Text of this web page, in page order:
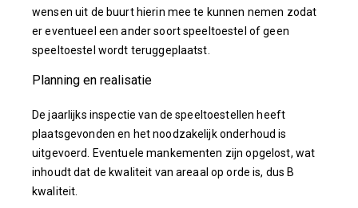
wensen uit de buurt hierin mee te kunnen nemen zodat
er eventueel een ander soort speeltoestel of geen
speeltoestel wordt teruggeplaatst.
Planning en realisatie
De jaarlijks inspectie van de speeltoestellen heeft
plaatsgevonden en het noodzakelijk onderhoud is
uitgevoerd. Eventuele mankementen zijn opgelost, wat
inhoudt dat de kwaliteit van areaal op orde is, dus B
kwaliteit.